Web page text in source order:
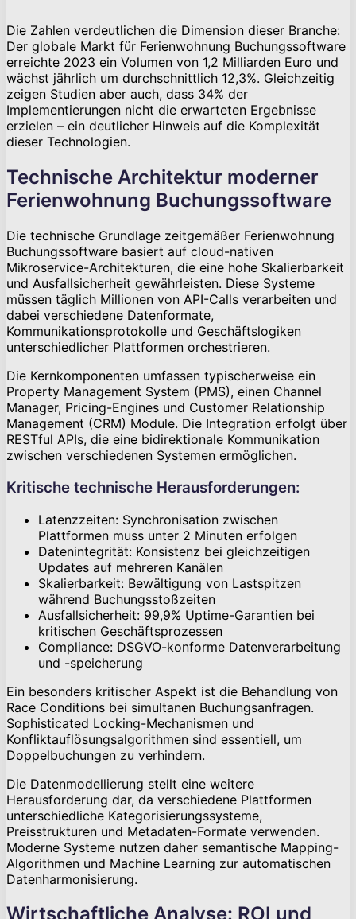
Die Zahlen verdeutlichen die Dimension dieser Branche:
Der globale Markt für Ferienwohnung Buchungssoftware
erreichte 2023 ein Volumen von 1,2 Milliarden Euro und
wächst jährlich um durchschnittlich 12,3%. Gleichzeitig
zeigen Studien aber auch, dass 34% der
Implementierungen nicht die erwarteten Ergebnisse
erzielen – ein deutlicher Hinweis auf die Komplexität
dieser Technologien.
Technische Architektur moderner
Ferienwohnung Buchungssoftware
Die technische Grundlage zeitgemäßer Ferienwohnung
Buchungssoftware basiert auf cloud-nativen
Mikroservice-Architekturen, die eine hohe Skalierbarkeit
und Ausfallsicherheit gewährleisten. Diese Systeme
müssen täglich Millionen von API-Calls verarbeiten und
dabei verschiedene Datenformate,
Kommunikationsprotokolle und Geschäftslogiken
unterschiedlicher Plattformen orchestrieren.
Die Kernkomponenten umfassen typischerweise ein
Property Management System (PMS), einen Channel
Manager, Pricing-Engines und Customer Relationship
Management (CRM) Module. Die Integration erfolgt über
RESTful APIs, die eine bidirektionale Kommunikation
zwischen verschiedenen Systemen ermöglichen.
Kritische technische Herausforderungen:
Latenzzeiten: Synchronisation zwischen
Plattformen muss unter 2 Minuten erfolgen
Datenintegrität: Konsistenz bei gleichzeitigen
Updates auf mehreren Kanälen
Skalierbarkeit: Bewältigung von Lastspitzen
während Buchungsstoßzeiten
Ausfallsicherheit: 99,9% Uptime-Garantien bei
kritischen Geschäftsprozessen
Compliance: DSGVO-konforme Datenverarbeitung
und -speicherung
Ein besonders kritischer Aspekt ist die Behandlung von
Race Conditions bei simultanen Buchungsanfragen.
Sophisticated Locking-Mechanismen und
Konfliktauflösungsalgorithmen sind essentiell, um
Doppelbuchungen zu verhindern.
Die Datenmodellierung stellt eine weitere
Herausforderung dar, da verschiedene Plattformen
unterschiedliche Kategorisierungssysteme,
Preisstrukturen und Metadaten-Formate verwenden.
Moderne Systeme nutzen daher semantische Mapping-
Algorithmen und Machine Learning zur automatischen
Datenharmonisierung.
Wirtschaftliche Analyse: ROI und